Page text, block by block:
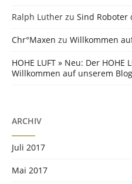
Ralph Luther zu Sind Roboter
Chr°Maxen zu Willkommen
HOHE LUFT » Neu: Der HOHE
Willkommen auf unserem
ARCHIV
Juli 2017
Mai 2017